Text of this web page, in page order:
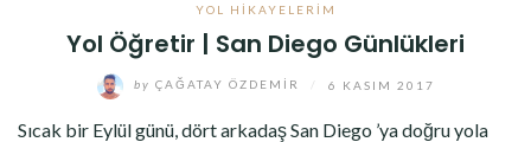
YOL HIKAYELERIM
Yol Öğretir | San Diego Günlükleri
by ÇAĞATAY ÖZDEMIR 6 KASIM 2017
Sıcak bir Eylül günü, dört arkadaş San Diego ’ya doğru yola